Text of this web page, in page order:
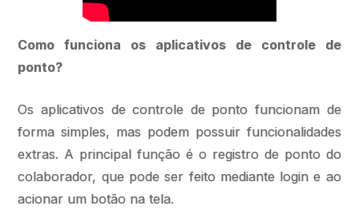
Como funciona os aplicativos de controle de
ponto?
Os aplicativos de controle de ponto funcionam de
forma simples, mas podem possuir funcionalidades
extras. A principal função é o registro de ponto do
colaborador, que pode ser feito mediante login e ao
acionar um botão na tela.